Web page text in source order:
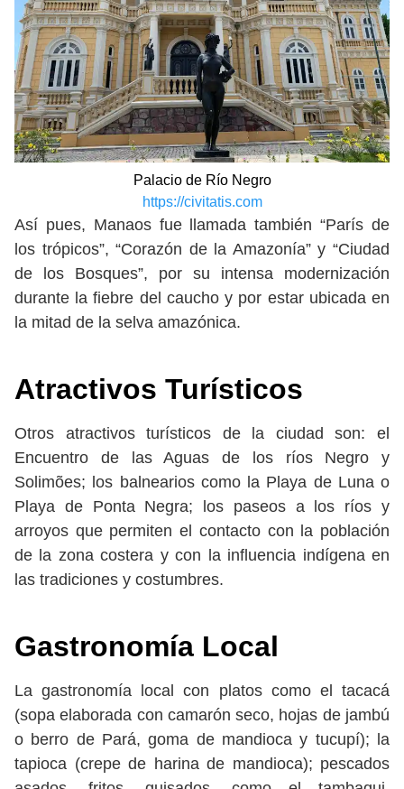
Palacio de Río Negro
https://civitatis.com
Así pues, Manaos fue llamada también “París de
los trópicos”, “Corazón de la Amazonía” y “Ciudad
de los Bosques”, por su intensa modernización
durante la fiebre del caucho y por estar ubicada en
la mitad de la selva amazónica.
Atractivos Turísticos
Otros atractivos turísticos de la ciudad son: el
Encuentro de las Aguas de los ríos Negro y
Solimões; los balnearios como la Playa de Luna o
Playa de Ponta Negra; los paseos a los ríos y
arroyos que permiten el contacto con la población
de la zona costera y con la influencia indígena en
las tradiciones y costumbres.
Gastronomía Local
La gastronomía local con platos como el tacacá
(sopa elaborada con camarón seco, hojas de jambú
o berro de Pará, goma de mandioca y tucupí); la
tapioca (crepe de harina de mandioca); pescados